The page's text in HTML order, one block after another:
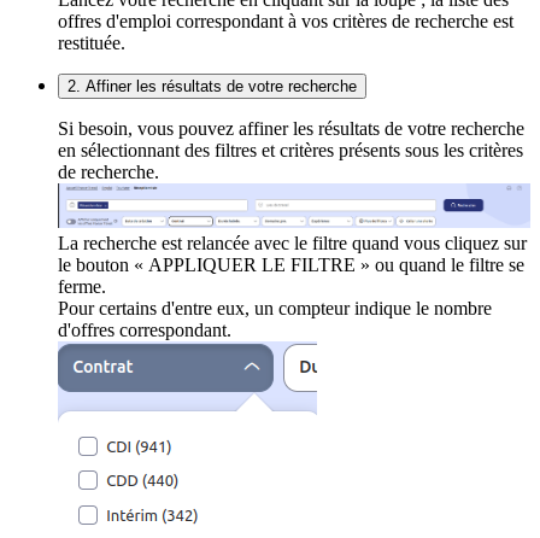
offres d'emploi correspondant à vos critères de recherche est
restituée.
2. Affiner les résultats de votre recherche
Si besoin, vous pouvez affiner les résultats de votre recherche
en sélectionnant des filtres et critères présents sous les critères
de recherche.
La recherche est relancée avec le filtre quand vous cliquez sur
le bouton « APPLIQUER LE FILTRE » ou quand le filtre se
ferme.
Pour certains d'entre eux, un compteur indique le nombre
d'offres correspondant.